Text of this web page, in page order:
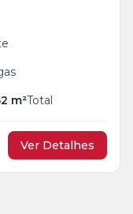
m²Total
Ver Detalhes